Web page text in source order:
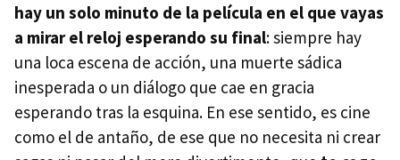
hay un solo minuto de la película en el que vayas
a mirar el reloj esperando su final: siempre hay
una loca escena de acción, una muerte sádica
inesperada o un diálogo que cae en gracia
esperando tras la esquina. En ese sentido, es cine
como el de antaño, de ese que no necesita ni crear